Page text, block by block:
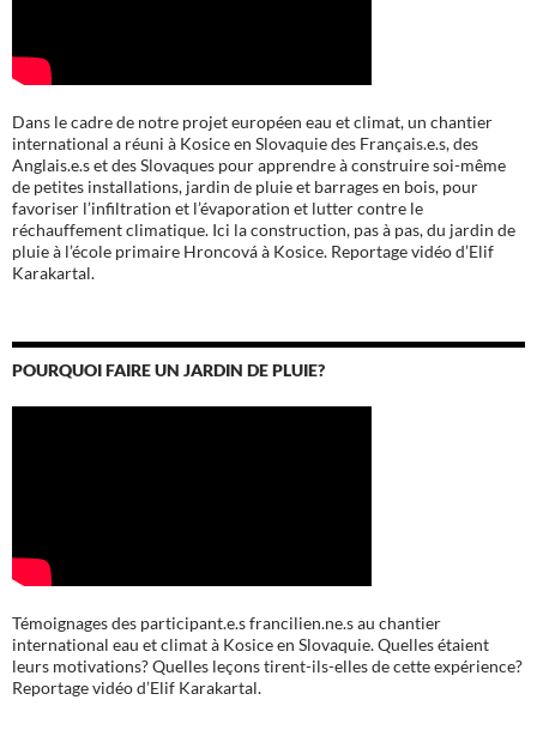
Dans le cadre de notre projet européen eau et climat, un chantier
international a réuni à Kosice en Slovaquie des Français.e.s, des
Anglais.e.s et des Slovaques pour apprendre à construire soi-même
de petites installations, jardin de pluie et barrages en bois, pour
favoriser l’infiltration et l’évaporation et lutter contre le
réchauffement climatique. Ici la construction, pas à pas, du jardin de
pluie à l’école primaire Hroncová à Kosice. Reportage vidéo d’Elif
Karakartal.
POURQUOI FAIRE UN JARDIN DE PLUIE?
Témoignages des participant.e.s francilien.ne.s au chantier
international eau et climat à Kosice en Slovaquie. Quelles étaient
leurs motivations? Quelles leçons tirent-ils-elles de cette expérience?
Reportage vidéo d’Elif Karakartal.